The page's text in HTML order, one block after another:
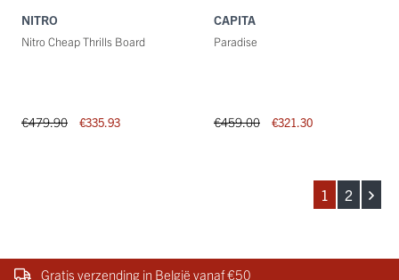
NITRO
Nitro Cheap Thrills Board
€479.90 €335.93
CAPITA
Paradise
€459.00 €321.30
1 2
Gratis verzending in België vanaf €50